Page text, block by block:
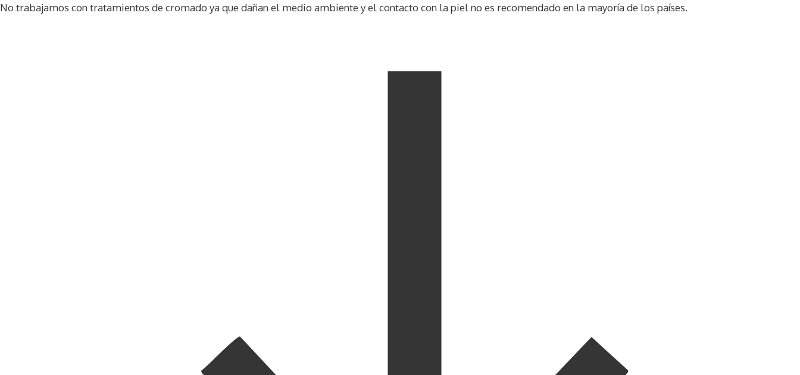
No trabajamos con tratamientos de cromado ya que dañan el medio ambiente y el contacto con la piel no es recomendado en la mayoría de los países.